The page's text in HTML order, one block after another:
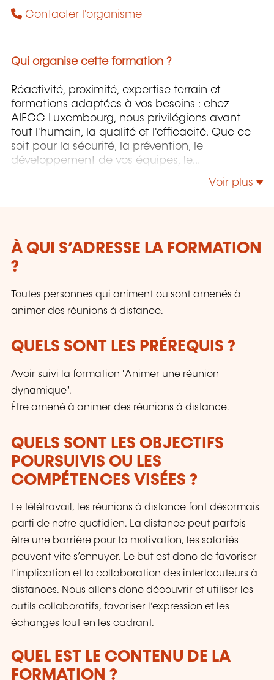
Contacter l'organisme
Qui organise cette formation ?
Réactivité, proximité, expertise terrain et
formations adaptées à vos besoins : chez
AIFCC Luxembourg, nous privilégions avant
tout l'humain, la qualité et l'efficacité. Que ce
soit pour la sécurité, la prévention, le
développement de vos équipes, le
communication digitale, notre objectif reste le
doit pas simplement "cocher une case"… elle
doit avoir un réel impact.
Voir plus
À QUI S’ADRESSE LA FORMATION
?
Toutes personnes qui animent ou sont amenés à
animer des réunions à distance.
QUELS SONT LES PRÉREQUIS ?
Avoir suivi la formation "Animer une réunion
dynamique".
Être amené à animer des réunions à distance.
QUELS SONT LES OBJECTIFS
POURSUIVIS OU LES
COMPÉTENCES VISÉES ?
Le télétravail, les réunions à distance font désormais
parti de notre quotidien. La distance peut parfois
être une barrière pour la motivation, les salariés
peuvent vite s’ennuyer. Le but est donc de favoriser
l’implication et la collaboration des interlocuteurs à
distances. Nous allons donc découvrir et utiliser les
outils collaboratifs, favoriser l’expression et les
échanges tout en les cadrant.
QUEL EST LE CONTENU DE LA
FORMATION ?